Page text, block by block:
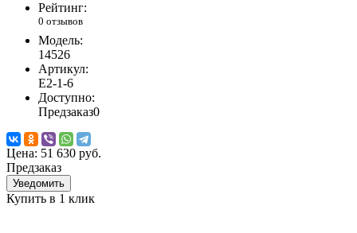
Рейтинг:
0 отзывов
Модель:
14526
Артикул:
E2-1-6
Доступно:
Предзаказ0
Цена: 51 630 руб.
Предзаказ
Уведомить
Купить в 1 клик